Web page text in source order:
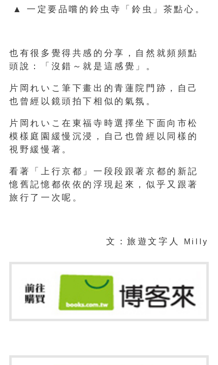
▲ 一定要品嚐的鈴虫寺「鈴虫」茶點心。
也有很多覺得共感的分享，自然就頻頻點
頭說：「沒錯～就是這感覺」。
片岡れいこ筆下畫出的青蓮院門跡，自己
也曾經以鏡頭拍下相似的氣氛。
片岡れいこ在東福寺時選擇坐下面向市松
模樣庭園緩慢沉浸，自己也曾經以同樣的
視野緩慢著。
看著「上行京都」一段段跟著京都的新記
憶舊記憶都依依的浮現起來，似乎又跟著
旅行了一次呢。
文：旅遊文字人 Milly